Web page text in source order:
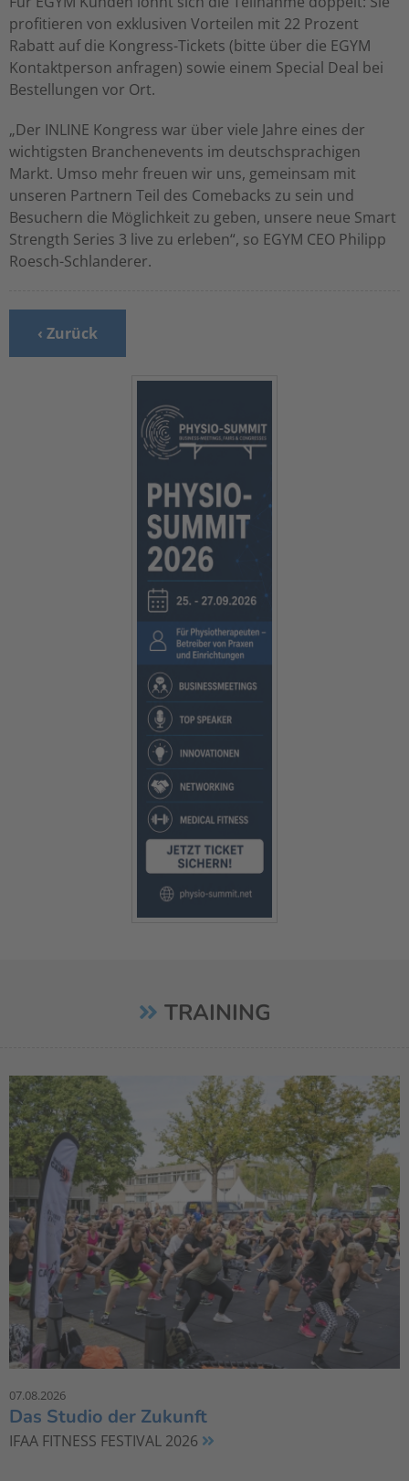
profitieren von exklusiven Vorteilen mit 22 Prozent
Rabatt auf die Kongress-Tickets (bitte über die EGYM
Kontaktperson anfragen) sowie einem Special Deal bei
Bestellungen vor Ort.
„Der INLINE Kongress war über viele Jahre eines der
wichtigsten Branchenevents im deutschsprachigen
Markt. Umso mehr freuen wir uns, gemeinsam mit
unseren Partnern Teil des Comebacks zu sein und
Besuchern die Möglichkeit zu geben, unsere neue Smart
Strength Series 3 live zu erleben“, so EGYM CEO Philipp
Roesch-Schlanderer.
‹ Zurück
TRAINING
07.08.2026
Das Studio der Zukunft
IFAA FITNESS FESTIVAL 2026